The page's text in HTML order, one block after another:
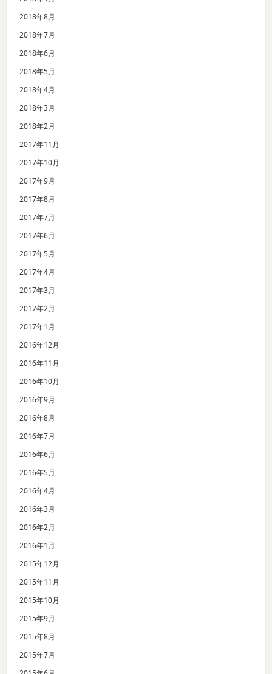
2018年8月
2018年7月
2018年6月
2018年5月
2018年4月
2018年3月
2018年2月
2017年11月
2017年10月
2017年9月
2017年8月
2017年7月
2017年6月
2017年5月
2017年4月
2017年3月
2017年2月
2017年1月
2016年12月
2016年11月
2016年10月
2016年9月
2016年8月
2016年7月
2016年6月
2016年5月
2016年4月
2016年3月
2016年2月
2016年1月
2015年12月
2015年11月
2015年10月
2015年9月
2015年8月
2015年7月